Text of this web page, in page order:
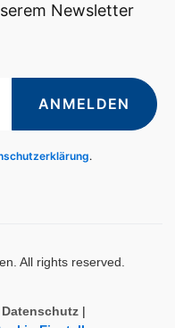
Newsletter
ANMELDEN
.
All rights reserved.
Datenschutz|